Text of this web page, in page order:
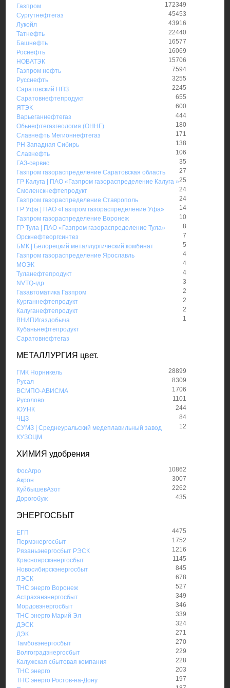
Газпром
172349
Сургутнефтегаз
45453
Лукойл
43916
Татнефть
22440
Башнефть
16577
Роснефть
16069
НОВАТЭК
15706
Газпром нефть
7594
Русснефть
3255
Саратовский НПЗ
2245
Саратовнефтепродукт
655
ЯТЭК
600
Варьеганнефтегаз
444
Обьнефтегазгеология (ОННГ)
180
Славнефть Мегионнефтегаз
171
РН Западная Сибирь
138
Славнефть
106
ГАЗ-сервис
35
Газпром газораспределение Саратовская область
27
ГР Калуга | ПАО «Газпром газораспределение Калуга »25
Смоленскнефтепродукт
24
Газпром газораспределение Ставрополь
24
ГР Уфа | ПАО «Газпром газораспределение Уфа»
14
Газпром газораспределение Воронеж
10
ГР Тула | ПАО «Газпром газораспределение Тула»
8
Орскнефтеоргсинтез
7
БМК | Белорецкий металлургический комбинат
5
Газпром газораспределение Ярославль
4
МОЭК
4
Туланефтепродукт
4
NVTQ-гдр
3
Газавтоматика Газпром
2
Курганнефтепродукт
2
Калуганефтепродукт
2
ВНИПИгаздобыча
1
Кубаньнефтепродукт
Саратовнефтегаз
МЕТАЛЛУРГИЯ цвет.
ГМК Норникель
28899
Русал
8309
ВСМПО-АВИСМА
1706
Русолово
1101
ЮУНК
244
ЧЦЗ
84
СУМЗ | Среднеуральский медеплавильный завод
12
КУЗОЦМ
ХИМИЯ удобрения
ФосАгро
10862
Акрон
3007
КуйбышевАзот
2262
Дорогобуж
435
ЭНЕРГОСБЫТ
ЕГП
4475
Пермэнергосбыт
1752
Рязаньэнергосбыт РЭСК
1216
Красноярскэнергосбыт
1145
Новосибирскэнергосбыт
845
ЛЭСК
678
ТНС энерго Воронеж
527
Астраханэнергосбыт
349
Мордовэнергосбыт
346
ТНС энерго Марий Эл
339
ДЭСК
324
ДЭК
271
Тамбовэнергосбыт
270
Волгоградэнергосбыт
229
Калужская сбытовая компания
228
ТНС энерго
203
ТНС энерго Ростов-на-Дону
197